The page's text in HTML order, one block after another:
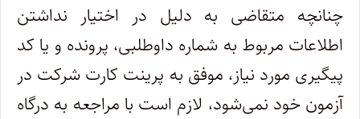
چنانچه متقاضی به دلیل در اختیار نداشتن
اطلاعات مربوط به شماره داوطلبی، پرونده و یا کد
پیگیری مورد نیاز، موفق به پرینت کارت شرکت در
آزمون خود نمی‌شود، لازم است با مراجعه به درگاه